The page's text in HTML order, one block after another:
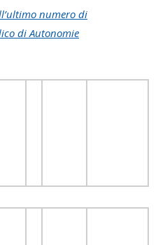
numero di
di Autonomie